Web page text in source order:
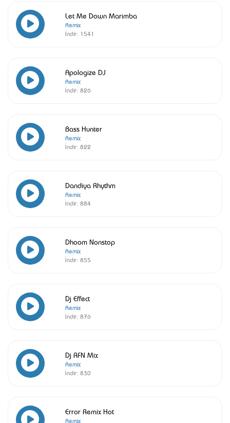
Let Me Down Marimba
Remix
İndir: 1541
Apologize DJ
Remix
İndir: 826
Bass Hunter
Remix
İndir: 822
Dandiya Rhythm
Remix
İndir: 884
Dhoom Nonstop
Remix
İndir: 855
Dj Effect
Remix
İndir: 876
Dj RFN Mix
Remix
İndir: 830
Error Remix Hot
Remix